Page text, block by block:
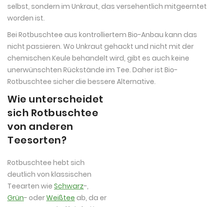
selbst, sondern im Unkraut, das versehentlich mitgeerntet
worden ist.
Bei Rotbuschtee aus kontrolliertem Bio-Anbau kann das
nicht passieren. Wo Unkraut gehackt und nicht mit der
chemischen Keule behandelt wird, gibt es auch keine
unerwünschten Rückstände im Tee. Daher ist Bio-
Rotbuschtee sicher die bessere Alternative.
Wie unterscheidet
sich Rotbuschtee
von anderen
Teesorten?
Rotbuschtee hebt sich
deutlich von klassischen
Teearten wie Schwarz-,
Grün- oderWeißtee ab, da er